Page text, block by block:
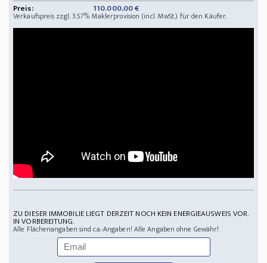
Preis:
110.000,00 €
Verkaufspreis zzgl. 3.57% Maklerprovision (incl. MwSt.) für den Käufer.
ZU DIESER IMMOBILIE LIEGT DERZEIT NOCH KEIN ENERGIEAUSWEIS VOR.
IN VORBEREITUNG.
Alle Flächenangaben sind ca.-Angaben! Alle Angaben ohne Gewähr!